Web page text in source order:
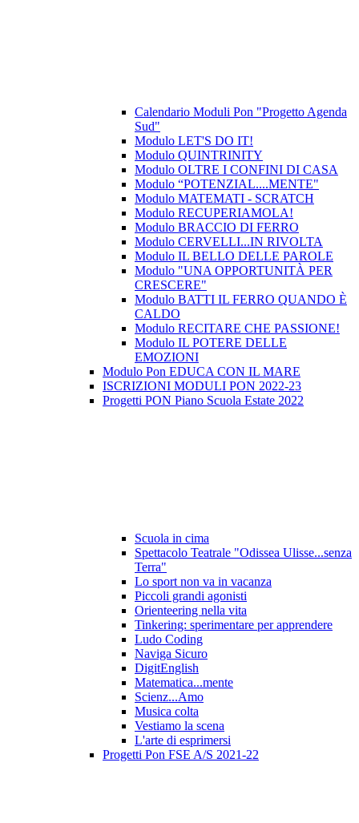
Calendario Moduli Pon "Progetto Agenda
Sud"
Modulo LET'S DO IT!
Modulo QUINTRINITY
Modulo OLTRE I CONFINI DI CASA
Modulo “POTENZIAL....MENTE"
Modulo MATEMATI - SCRATCH
Modulo RECUPERIAMOLA!
Modulo BRACCIO DI FERRO
Modulo CERVELLI...IN RIVOLTA
Modulo IL BELLO DELLE PAROLE
Modulo "UNA OPPORTUNITÀ PER
CRESCERE"
Modulo BATTI IL FERRO QUANDO È
CALDO
Modulo RECITARE CHE PASSIONE!
Modulo IL POTERE DELLE
EMOZIONI
Modulo Pon EDUCA CON IL MARE
ISCRIZIONI MODULI PON 2022-23
Progetti PON Piano Scuola Estate 2022
Scuola in cima
Spettacolo Teatrale "Odissea Ulisse...senza
Terra"
Lo sport non va in vacanza
Piccoli grandi agonisti
Orienteering nella vita
Tinkering: sperimentare per apprendere
Ludo Coding
Naviga Sicuro
DigitEnglish
Matematica...mente
Scienz...Amo
Musica colta
Vestiamo la scena
L'arte di esprimersi
Progetti Pon FSE A/S 2021-22